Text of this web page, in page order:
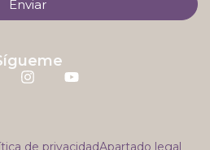
Enviar
de privacidadApartado legal